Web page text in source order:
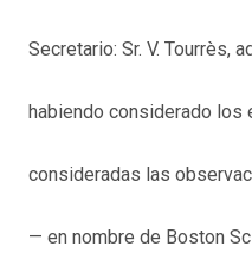
Secretario: Sr. V. Tourrès,
habiendo considerado
consideradas las
— en nombre de Boston